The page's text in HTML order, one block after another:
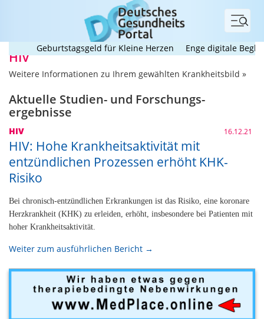
Menü
Geburtstagsgeld für Kleine Herzen Enge digitale
HIV
Weitere Informationen zu Ihrem gewählten Krankheitsbild »
Aktuelle Studien- und Forschungs­
ergebnisse
HIV 16.12.21
HIV: Hohe Krankheitsaktivität mit
entzündlichen Prozessen erhöht KHK-
Risiko
Bei chronisch-entzündlichen Erkrankungen ist das Risiko, eine koronare
Herzkrankheit (KHK) zu erleiden, erhöht, insbesondere bei Patienten mit
hoher Krankheitsaktivität.
Weiter zum ausführlichen Bericht →